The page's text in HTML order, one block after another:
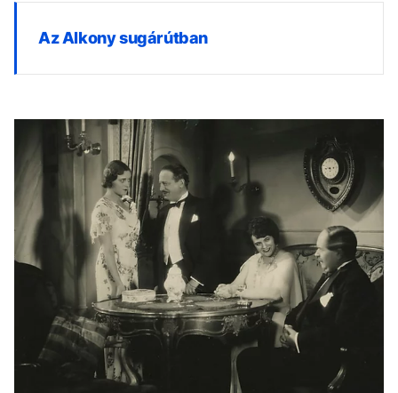
Az Alkony sugárútban